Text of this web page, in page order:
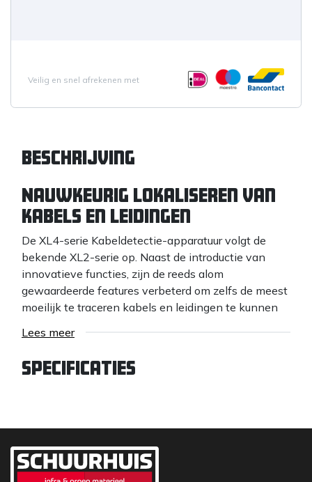
Veilig en snel afrekenen met
Beschrijving
Nauwkeurig lokaliseren van
kabels en leidingen
De XL4-serie Kabeldetectie-apparatuur volgt de
bekende XL2-serie op. Naast de introductie van
innovatieve functies, zijn de reeds alom
gewaardeerde features verbeterd om zelfs de meest
moeilijk te traceren kabels en leidingen te kunnen
gebleven en een minimale training nodig is.
Geheel nieuw is de C.Scope DXL4-D Kabeldetector
welke Kabeldetector waar, wanneer en op welke
zoekstand is gebruikt (er is ook een uitvoering
Lees meer
Specificaties